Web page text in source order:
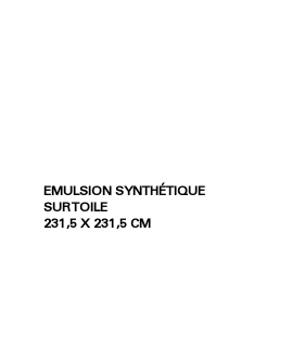
EMULSION SYNTHÉTIQUE
SUR TOILE
231,5 X 231,5 CM